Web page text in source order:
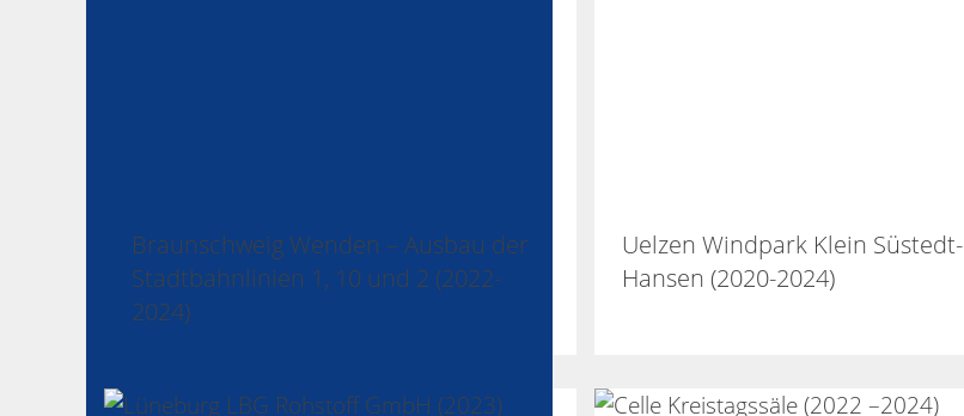
Braunschweig Wenden – Ausbau der
Stadtbahnlinien 1, 10 und 2 (2022-
2024)
Uelzen Windpark Klein Süstedt-
Hansen (2020-2024)